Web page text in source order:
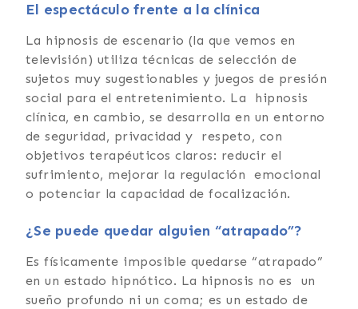
El espectáculo frente a la clínica
La hipnosis de escenario (la que vemos en
televisión) utiliza técnicas de selección de
sujetos muy sugestionables y juegos de presión
social para el entretenimiento. La hipnosis
clínica, en cambio, se desarrolla en un entorno
de seguridad, privacidad y respeto, con
objetivos terapéuticos claros: reducir el
sufrimiento, mejorar la regulación emocional
o potenciar la capacidad de focalización.
¿Se puede quedar alguien “atrapado”?
Es físicamente imposible quedarse “atrapado”
en un estado hipnótico. La hipnosis no es un
sueño profundo ni un coma; es un estado de